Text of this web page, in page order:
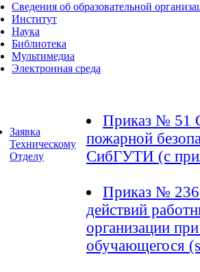
Сведения об образовательной
Институт
Наука
Библиотека
Мультимедиа
Электронная среда
Заявка
Техническому
Отделу
Приказ № 51
пожарной
СибГУТИ (c
Приказ № 236
действий
организации
обучающегося